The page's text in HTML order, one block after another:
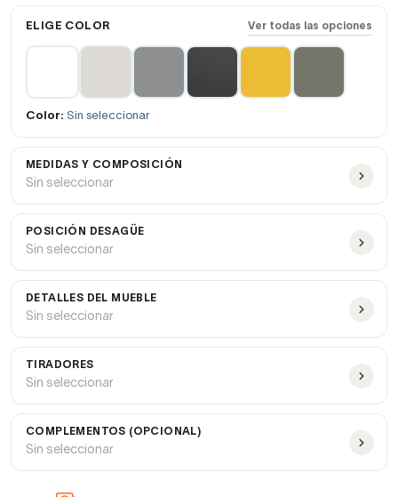
ELIGE COLOR Ver todas las opciones
Color: Sin seleccionar
MEDIDAS Y COMPOSICIÓN
Sin seleccionar
POSICIÓN DESAGÜE
Sin seleccionar
DETALLES DEL MUEBLE
Sin seleccionar
TIRADORES
Sin seleccionar
COMPLEMENTOS (OPCIONAL)
Sin seleccionar